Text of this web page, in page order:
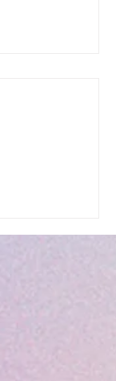
! ☀️🎤